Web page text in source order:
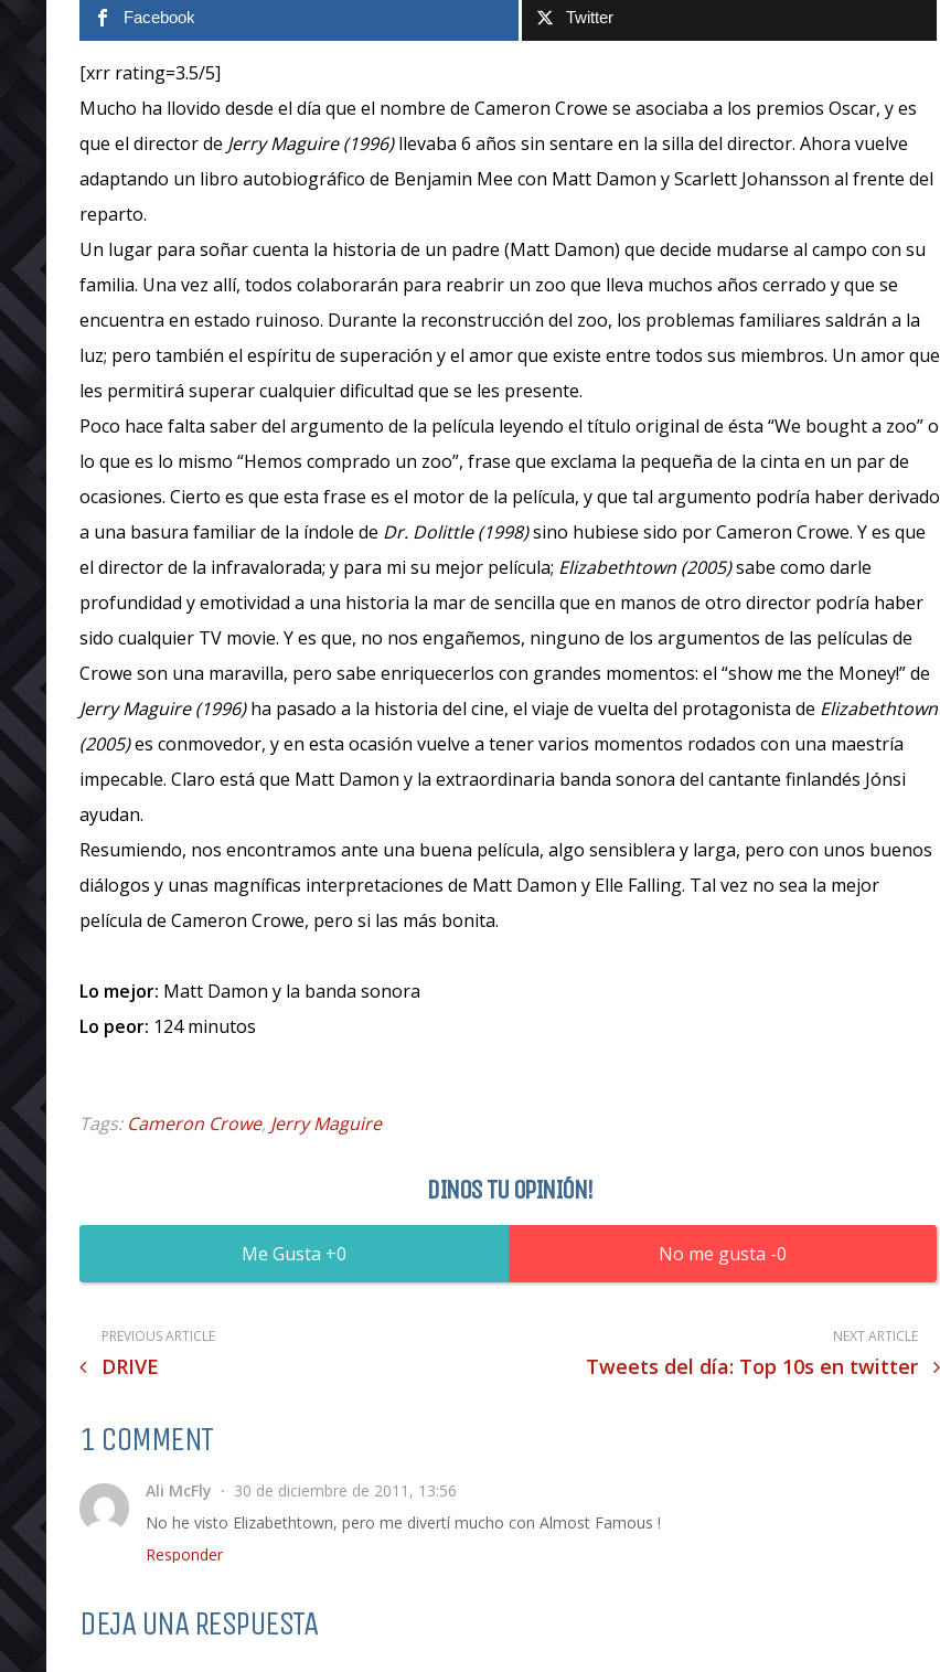
Facebook Twitter
[xrr rating=3.5/5]
Mucho ha llovido desde el día que el nombre de Cameron Crowe se asociaba a los premios Oscar, y es
que el director de Jerry Maguire (1996)llevaba 6 años sin sentare en la silla del director. Ahora vuelve
adaptando un libro autobiográfico de Benjamin Mee con Matt Damon y Scarlett Johansson al frente del
reparto.
Un lugar para soñar cuenta la historia de un padre (Matt Damon) que decide mudarse al campo con su
familia. Una vez allí, todos colaborarán para reabrir un zoo que lleva muchos años cerrado y que se
encuentra en estado ruinoso. Durante la reconstrucción del zoo, los problemas familiares saldrán a la
luz; pero también el espíritu de superación y el amor que existe entre todos sus miembros. Un amor que
les permitirá superar cualquier dificultad que se les presente.
Poco hace falta saber del argumento de la película leyendo el título original de ésta “We bought a zoo” o
lo que es lo mismo “Hemos comprado un zoo”, frase que exclama la pequeña de la cinta en un par de
ocasiones. Cierto es que esta frase es el motor de la película, y que tal argumento podría haber derivado
a una basura familiar de la índole de Dr. Dolittle (1998)sino hubiese sido por Cameron Crowe. Y es que
el director de la infravalorada; y para mi su mejor película; Elizabethtown (2005)sabe como darle
profundidad y emotividad a una historia la mar de sencilla que en manos de otro director podría haber
sido cualquier TV movie. Y es que, no nos engañemos, ninguno de los argumentos de las películas de
Crowe son una maravilla, pero sabe enriquecerlos con grandes momentos: el “show me the Money!” de
Jerry Maguire (1996)ha pasado a la historia del cine, el viaje de vuelta del protagonista de Elizabethtown
(2005)es conmovedor, y en esta ocasión vuelve a tener varios momentos rodados con una maestría
impecable. Claro está que Matt Damon y la extraordinaria banda sonora del cantante finlandés Jónsi
ayudan.
Resumiendo, nos encontramos ante una buena película, algo sensiblera y larga, pero con unos buenos
diálogos y unas magníficas interpretaciones de Matt Damon y Elle Falling. Tal vez no sea la mejor
película de Cameron Crowe, pero si las más bonita.
Lo mejor: Matt Damon y la banda sonora
Lo peor: 124 minutos
Tags: Cameron Crowe, Jerry Maguire
DINOS TU OPINIÓN!
0 0
PREVIOUS ARTICLE
DRIVE
NEXT ARTICLE
Tweets del día: Top 10s en twitter
1 COMMENT
Ali McFly
30 de diciembre de 2011, 13:56
No he visto Elizabethtown, pero me divertí mucho con Almost Famous !
Responder
DEJA UNA RESPUESTA